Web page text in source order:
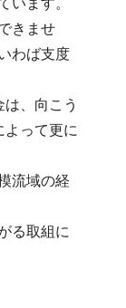
きませ
わば支度
、向こう
って更に
流域の経
る取組に